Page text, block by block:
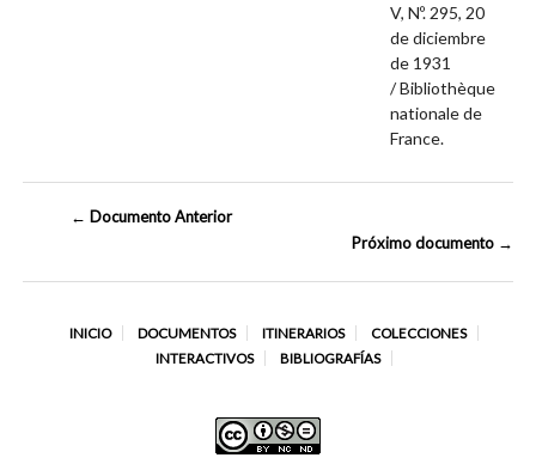
V, Nº. 295, 20
de diciembre
de 1931
/ Bibliothèque
nationale de
France.
← Documento Anterior
Próximo documento →
INICIO DOCUMENTOS ITINERARIOS
COLECCIONES
INTERACTIVOS
BIBLIOGRAFÍAS